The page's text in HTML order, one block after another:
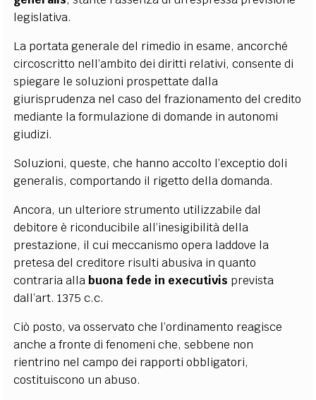
legislativa.
La portata generale del rimedio in esame, ancorché
circoscritto nell’ambito dei diritti relativi, consente di
spiegare le soluzioni prospettate dalla
giurisprudenza nel caso del frazionamento del credito
mediante la formulazione di domande in autonomi
giudizi.
Soluzioni, queste, che hanno accolto l’exceptio doli
generalis, comportando il rigetto della domanda.
Ancora, un ulteriore strumento utilizzabile dal
debitore è riconducibile all’inesigibilità della
prestazione, il cui meccanismo opera laddove la
pretesa del creditore risulti abusiva in quanto
contraria allabuona fede in executivis prevista
dall’art. 1375 c.c.
Ciò posto, va osservato che l’ordinamento reagisce
anche a fronte di fenomeni che, sebbene non
rientrino nel campo dei rapporti obbligatori,
costituiscono un abuso.